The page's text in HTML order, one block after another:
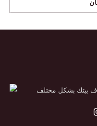
بيتك بشكل مختلف